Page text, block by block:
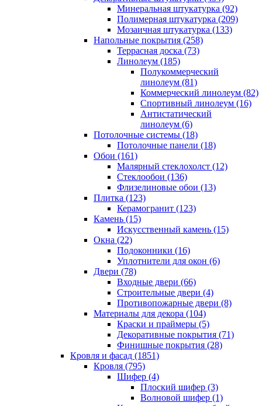
Минеральная штукатурка (92)
Полимерная штукатурка (209)
Мозаичная штукатурка (133)
Напольные покрытия (258)
Террасная доска (73)
Линолеум (185)
Полукоммерческий
линолеум (81)
Коммерческий линолеум (82)
Спортивный линолеум (16)
Антистатический
линолеум (6)
Потолочные системы (18)
Потолочные панели (18)
Обои (161)
Малярный стеклохолст (12)
Стеклообои (136)
Флизелиновые обои (13)
Плитка (123)
Керамогранит (123)
Камень (15)
Искусственный камень (15)
Окна (22)
Подоконники (16)
Уплотнители для окон (6)
Двери (78)
Входные двери (66)
Строительные двери (4)
Противопожарные двери (8)
Материалы для декора (104)
Краски и праймеры (5)
Декоративные покрытия (71)
Финишные покрытия (28)
Кровля и фасад (1851)
Кровля (795)
Шифер (4)
Плоский шифер (3)
Волновой шифер (1)